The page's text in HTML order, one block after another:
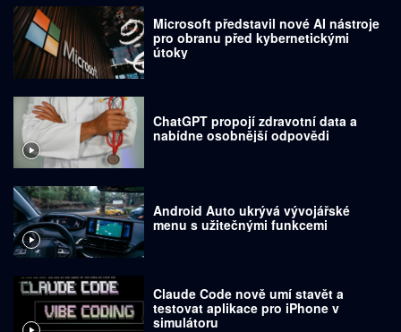
Microsoft představil nové AI nástroje
pro obranu před kybernetickými
útoky
ChatGPT propojí zdravotní data a
nabídne osobnější odpovědi
Android Auto ukrývá vývojářské
menu s užitečnými funkcemi
Claude Code nově umí stavět a
testovat aplikace pro iPhone v
simulátoru